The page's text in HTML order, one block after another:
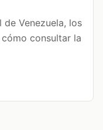
Venezuela, los
consultar la